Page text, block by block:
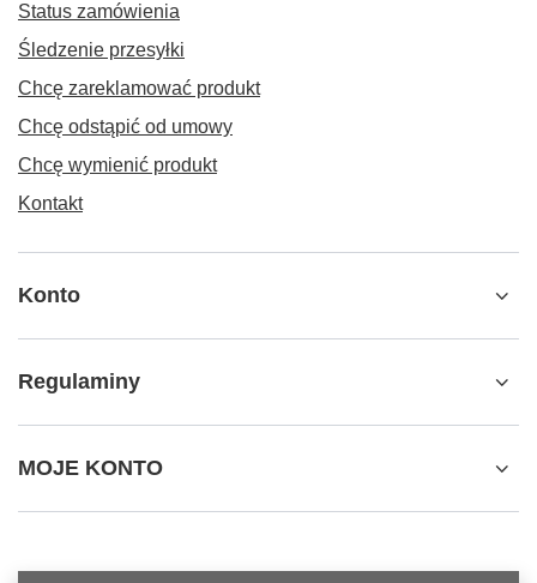
Status zamówienia
Śledzenie przesyłki
Chcę zareklamować produkt
Chcę odstąpić od umowy
Chcę wymienić produkt
Kontakt
Konto
Regulaminy
MOJE KONTO